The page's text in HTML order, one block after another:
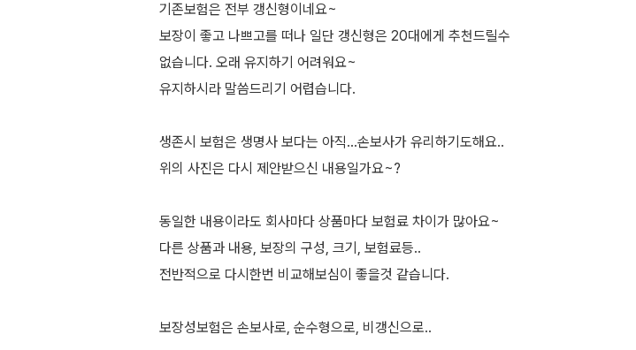
기존보험은 전부 갱신형이네요~
보장이 좋고 나쁘고를 떠나 일단 갱신형은 20대에게 추천드릴수
없습니다. 오래 유지하기 어려워요~
유지하시라 말씀드리기 어렵습니다.
생존시 보험은 생명사 보다는 아직...손보사가 유리하기도해요..
위의 사진은 다시 제안받으신 내용일가요~?
동일한 내용이라도 회사마다 상품마다 보험료 차이가 많아요~
다른 상품과 내용, 보장의 구성, 크기, 보험료등..
전반적으로 다시한번 비교해보심이 좋을것 같습니다.
보장성보험은 손보사로, 순수형으로, 비갱신으로..